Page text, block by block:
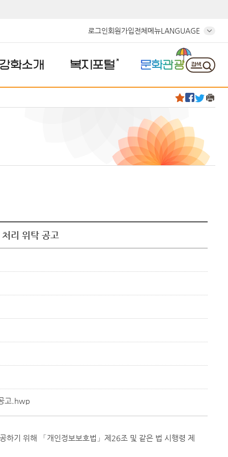
로그인 회원가입전체메뉴LANGUAGE
강화소개 복지포털 문화관광
리 위탁 공고
고.hwp
하기 위해 「개인정보보호법」제26조 및 같은 법 시행령 제